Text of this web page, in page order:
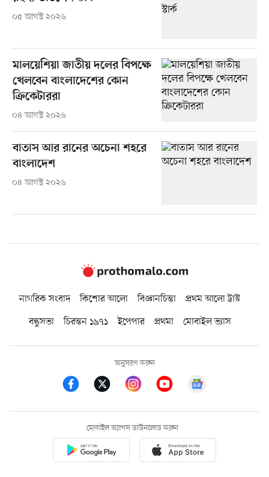
০৫ আগস্ট ২০২৬
মালয়েশিয়া জাতীয় দলের বিপক্ষে
খেলবেন বাংলাদেশের কোন
ক্রিকেটাররা
০৪ আগস্ট ২০২৬
বাতাস আর রানের অচেনা শহরে
বাংলাদেশ
০৪ আগস্ট ২০২৬
নাগরিক সংবাদ কিশোর আলো বিজ্ঞানচিন্তা
প্রথম আলো ট্রাস্ট
বন্ধুসভা
চিরন্তন ১৯৭১ ইপেপার প্রথমা মোবাইল ভ্যাস
অনুসরণ করুন
মোবাইল অ্যাপস ডাউনলোড করুন